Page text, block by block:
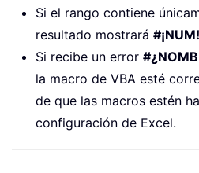
Si el rango contiene
resultado mostrará #¡NUM!
Si recibe un error
la macro de VBA esté
de que las macros estén
configuración de Excel.